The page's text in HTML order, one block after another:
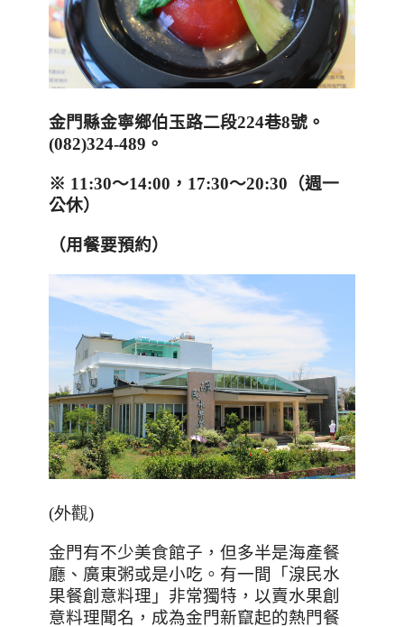
金門縣金寧鄉伯玉路二段224巷8號 。
(082)324-489 。
※ 11:30～14:00 ， 17:30～20:30 （週一
公休）
（用餐要預約）
(外觀)
金門有不少美食館子，但多半是海產餐
廳、廣東粥或是小吃。有一間「湶民水
果餐創意料理」非常獨特，以賣水果創
意料理聞名，成為金門新竄起的熱門餐